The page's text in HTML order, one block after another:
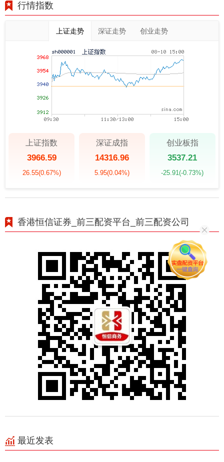
行情指数
上证走势 深证走势 创业走势
上证指数
3966.59
26.55(0.67%)
深证成指
14316.96
5.95(0.04%)
创业板指
3537.21
-25.91(-0.73%)
香港恒信证券_前三配资平台_前三配资公司
最近发表